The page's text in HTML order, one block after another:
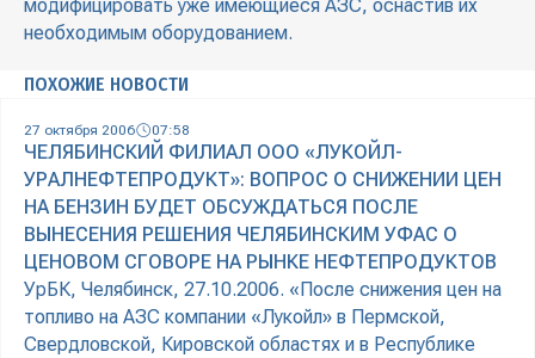
модифицировать уже имеющиеся АЗС, оснастив их
необходимым оборудованием.
ПОХОЖИЕ НОВОСТИ
27 октября 2006 07:58
ЧЕЛЯБИНСКИЙ ФИЛИАЛ ООО «ЛУКОЙЛ-
УРАЛНЕФТЕПРОДУКТ»: ВОПРОС О СНИЖЕНИИ ЦЕН
НА БЕНЗИН БУДЕТ ОБСУЖДАТЬСЯ ПОСЛЕ
ВЫНЕСЕНИЯ РЕШЕНИЯ ЧЕЛЯБИНСКИМ УФАС О
ЦЕНОВОМ СГОВОРЕ НА РЫНКЕ НЕФТЕПРОДУКТОВ
УрБК, Челябинск, 27.10.2006. «После снижения цен на
топливо на АЗС компании «Лукойл» в Пермской,
Свердловской, Кировской областях и в Республике